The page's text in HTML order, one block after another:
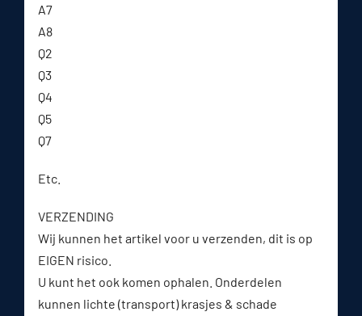
A7
A8
Q2
Q3
Q4
Q5
Q7
Etc.
VERZENDING
Wij kunnen het artikel voor u verzenden, dit is op
EIGEN risico.
U kunt het ook komen ophalen. Onderdelen
kunnen lichte (transport) krasjes & schade